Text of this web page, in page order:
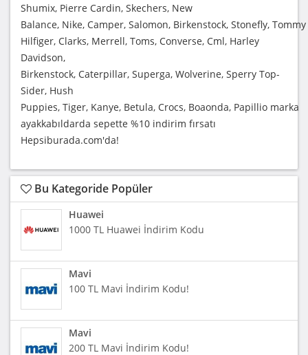
Shumix, Pierre Cardin, Skechers, New
Balance, Nike, Camper, Salomon, Birkenstock, Stonefly, Tommy
Hilfiger, Clarks, Merrell, Toms, Converse, Cml, Harley
Davidson,
Birkenstock, Caterpillar, Superga, Wolverine, Sperry Top-
Sider, Hush
Puppies, Tiger, Kanye, Betula, Crocs, Boaonda, Papillio marka
ayakkabıldarda sepette %10 indirim fırsatı
Hepsiburada.com'da!
Bu Kategoride Popüler
Huawei
1000 TL Huawei İndirim Kodu
Mavi
100 TL Mavi İndirim Kodu!
Mavi
200 TL Mavi İndirim Kodu!